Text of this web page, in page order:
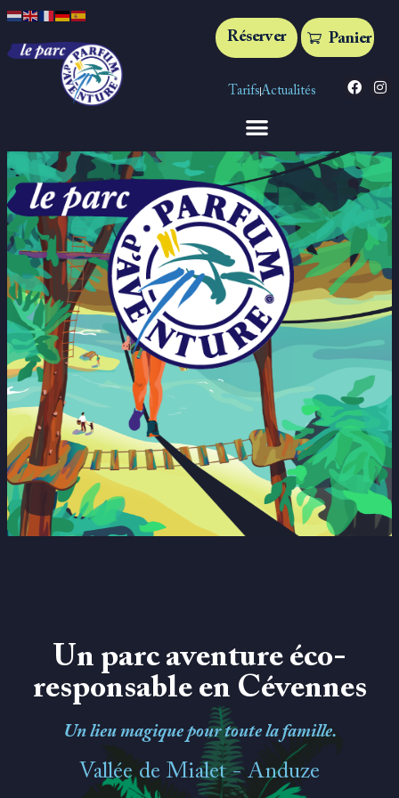
Réserver Panier
TarifsActualités
Un parc aventure éco-
responsable en Cévennes
Un lieu magique pour toute la famille.
Vallée de Mialet - Anduze